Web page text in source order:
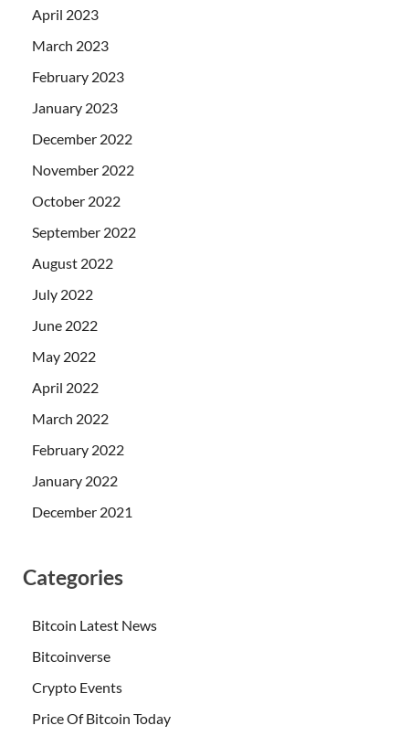
April 2023
March 2023
February 2023
January 2023
December 2022
November 2022
October 2022
September 2022
August 2022
July 2022
June 2022
May 2022
April 2022
March 2022
February 2022
January 2022
December 2021
Categories
Bitcoin Latest News
Bitcoinverse
Crypto Events
Price Of Bitcoin Today